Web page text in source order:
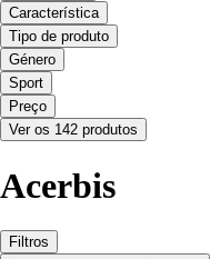
Característica
Tipo de produto
Género
Sport
Preço
Ver os 142 produtos
Acerbis
Filtros